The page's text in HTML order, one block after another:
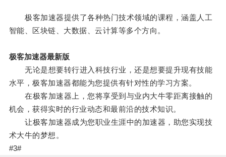
极客加速器提供了各种热门技术领域的课程，涵盖人工
智能、区块链、大数据、云计算等多个方向。
极客加速器最新版
无论是想要转行进入科技行业，还是想要提升现有技能
水平，极客加速器都能为您提供有针对性的学习方案。
在极客加速器上，您将享受到与业内大牛零距离接触的
机会，获得实时的行业动态和最前沿的技术知识。
让极客加速器成为您职业生涯中的加速器，助您实现技
术大牛的梦想。
#3#